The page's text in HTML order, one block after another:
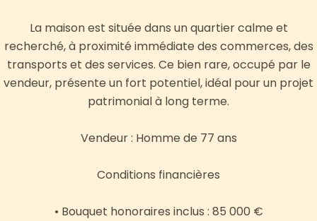
La maison est située dans un quartier calme et
recherché, à proximité immédiate des commerces, des
transports et des services. Ce bien rare, occupé par le
vendeur, présente un fort potentiel, idéal pour un projet
patrimonial à long terme.
Vendeur : Homme de 77 ans
Conditions financières
• Bouquet honoraires inclus : 85 000 €